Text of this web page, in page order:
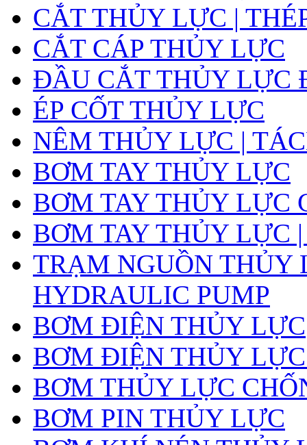
CẮT THỦY LỰC |
CẮT CÁP THỦY LỰC
ĐẦU CẮT THỦY LỰC
ÉP CỐT THỦY LỰC
NÊM THỦY LỰC |
BƠM TAY THỦY LỰC
BƠM TAY THỦY LỰC
BƠM TAY THỦY LỰC
TRẠM NGUỒN THỦY
HYDRAULIC PUMP
BƠM ĐIỆN THỦY LỰC
BƠM ĐIỆN THỦY
BƠM THỦY LỰC
BƠM PIN THỦY LỰC